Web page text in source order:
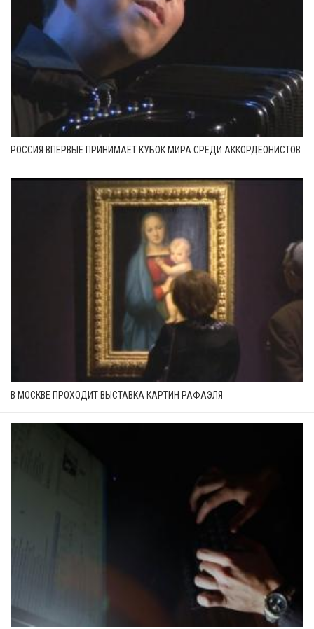
РОССИЯ ВПЕРВЫЕ ПРИНИМАЕТ КУБОК МИРА СРЕДИ АККОРДЕОНИСТОВ
В МОСКВЕ ПРОХОДИТ ВЫСТАВКА КАРТИН РАФАЭЛЯ